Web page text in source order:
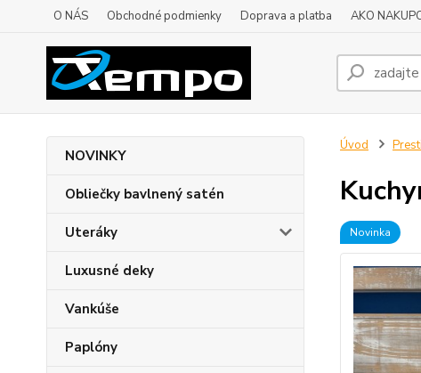
O NÁS Obchodné podmienky Doprava a platba AKO
NOVINKY
Obliečky bavlnený satén
Uteráky
Luxusné deky
Vankúše
Paplóny
Úvod
Novinka